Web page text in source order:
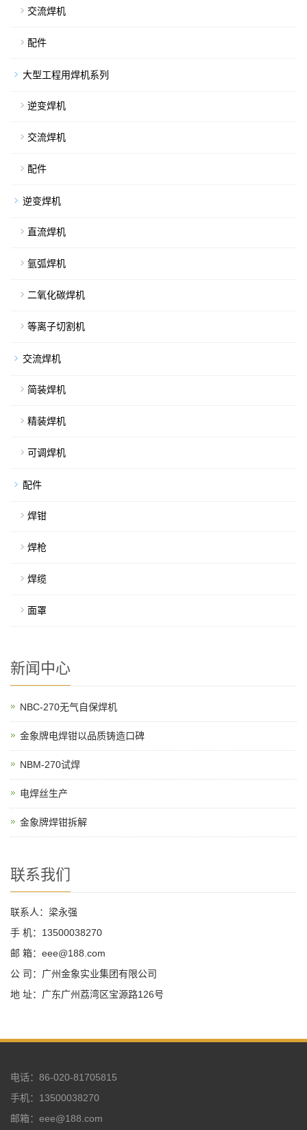
交流焊机
配件
大型工程用焊机系列
逆变焊机
交流焊机
配件
逆变焊机
直流焊机
氩弧焊机
二氧化碳焊机
等离子切割机
交流焊机
简装焊机
精装焊机
可调焊机
配件
焊钳
焊枪
焊缆
面罩
新闻中心
NBC-270无气自保焊机
金象牌电焊钳以品质铸造口碑
NBM-270试焊
电焊丝生产
金象牌焊钳拆解
联系我们
联系人：梁永强
手 机：13500038270
邮 箱：eee@188.com
公 司：广州金象实业集团有限公司
地 址：广东广州荔湾区宝源路126号
电话：86-020-81705815
手机：13500038270
邮箱：eee@188.com